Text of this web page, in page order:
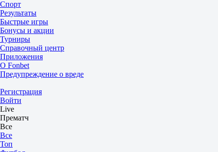
Спорт
Результаты
Быстрые игры
Бонусы и акции
Турниры
Справочный центр
Приложения
О Fonbet
Предупреждение о вреде
Регистрация
Войти
Live
Прематч
Все
Все
Топ